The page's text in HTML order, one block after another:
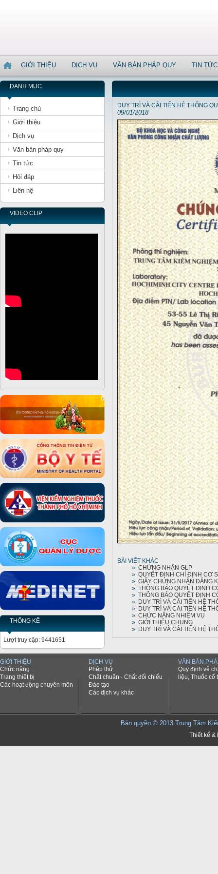
GIỚI THIỆU DỊCH VỤ VĂN BẢN PHÁP QUY TIN TỨC
DANH MỤC
Trang chủ
Giới thiệu
Dịch vụ
Văn bản pháp quy
Tin tức
Hỏi đáp
Liên hệ
VIDEO CLIP
THỐNG KÊ
Lượt truy cập: 9441651
DUY TRÌ VÀ CẢI TIẾN HỆ THỐNG
09/01/2018
BÀI VIẾT KHÁC
» CHỨNG NHẬN GLP
» QUYẾT ĐỊNH CHỈ ĐỊNH CƠ
» GIẤY CHỨNG NHẬN ĐĂNG
» THÔNG BÁO QUYẾT ĐỊNH
» THÔNG BÁO QUYẾT ĐỊNH
» DUY TRÌ VÀ CẢI TIẾN HỆ
» DUY TRÌ VÀ CẢI TIẾN HỆ
» CHỨC NĂNG NHIỆM VỤ
» GIỚI THIỆU CHUNG
» DUY TRÌ VÀ CẢI TIẾN HỆ
GIỚI THIỆU
Chức năng
Trang thiết bị
Các hoạt động chuyên môn
DỊCH VỤ
Phép thử
Chất chuẩn - Chất đối chiếu
Đào tạo
Các dịch vụ khác
VĂN BẢN
Quy định về
liệu, Thuốc cổ
Bản quyền © 2013 Trung Tâm
Thiết kế